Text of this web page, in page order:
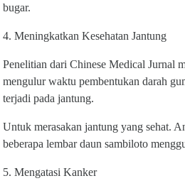
bugar.
4. Meningkatkan Kesehatan Jantung
Penelitian dari Chinese Medical Jurnal
mengulur waktu pembentukan darah
terjadi pada jantung.
Untuk merasakan jantung yang sehat.
beberapa lembar daun sambiloto
5. Mengatasi Kanker